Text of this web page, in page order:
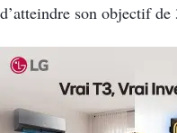
d’atteindre son objectif de